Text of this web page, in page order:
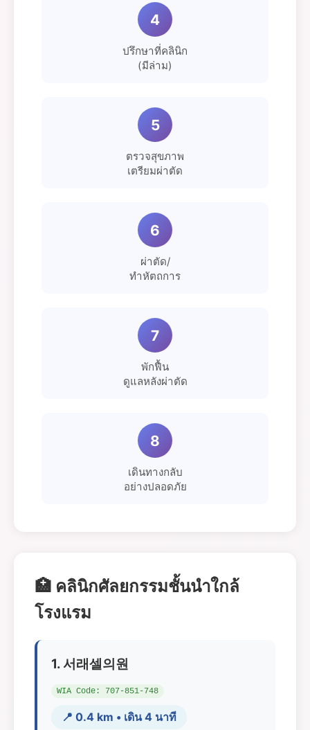
4
ปรึกษาที่คลินิก
(มีล่าม)
5
ตรวจสุขภาพ
เตรียมผ่าตัด
6
ผ่าตัด/
ทำหัตถการ
7
พักฟื้น
ดูแลหลังผ่าตัด
8
เดินทางกลับ
อย่างปลอดภัย
🏥 คลินิกศัลยกรรมชั้นนำใกล้
โรงแรม
1. 서래셀의원
WIA Code: 707-851-748
📍 0.4 km • เดิน 4 นาที